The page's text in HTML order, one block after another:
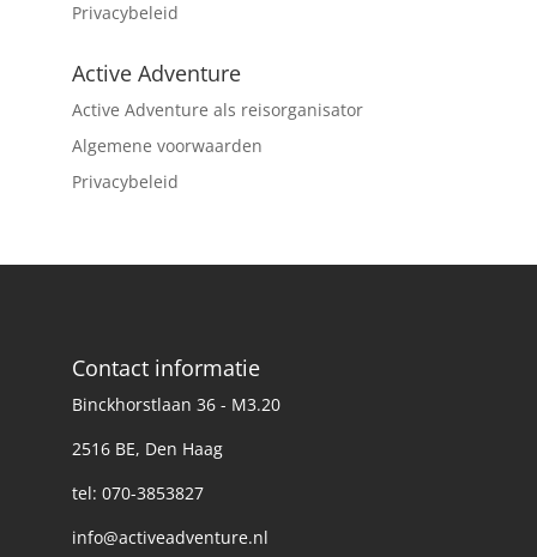
Privacybeleid
Active Adventure
Active Adventure als reisorganisator
Algemene voorwaarden
Privacybeleid
Contact informatie
Binckhorstlaan 36 - M3.20
2516 BE, Den Haag
tel: 070-3853827
info@activeadventure.nl